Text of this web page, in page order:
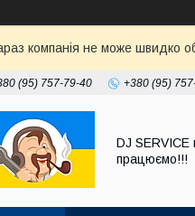
компанія не може швидко
(95) 757-79-40 +380 (95)
DJ
працюємо!!!